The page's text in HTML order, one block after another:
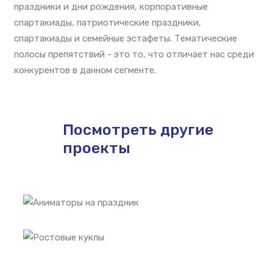
праздники и дни рождения, корпоративные
спартакиады, патриотические праздники,
спартакиады и семейные эстафеты. Тематические
полосы препятствий - это то, что отличает нас среди
конкурентов в данном сегменте.
Посмотреть другие
проекты